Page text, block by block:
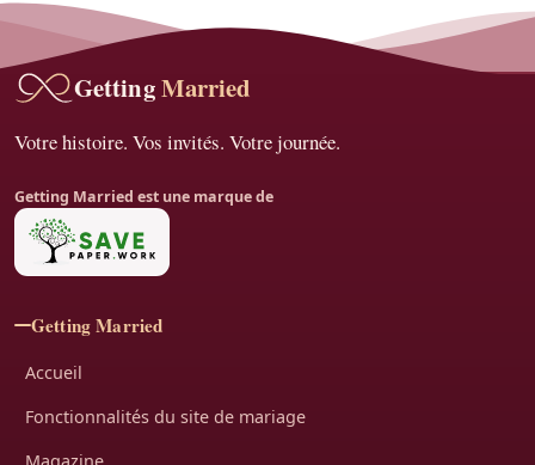
Getting Married
Votre histoire. Vos invités. Votre journée.
Getting Married est une marque de
Getting Married
Accueil
Fonctionnalités du site de mariage
Magazine